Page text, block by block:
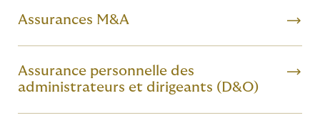
Assurances M&A
Assurance personnelle des
administrateurs et dirigeants (D&O)